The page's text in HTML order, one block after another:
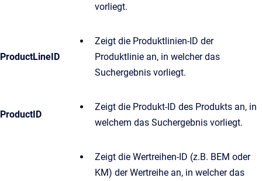
vorliegt.
ProductLineID
Zeigt die Produktlinien-ID der
Produktlinie an, in welcher das
Suchergebnis vorliegt.
ProductID
Zeigt die Produkt-ID des Produkts an, in
welchem das Suchergebnis vorliegt.
Zeigt die Wertreihen-ID (z.B. BEM oder
KM) der Wertreihe an, in welcher das